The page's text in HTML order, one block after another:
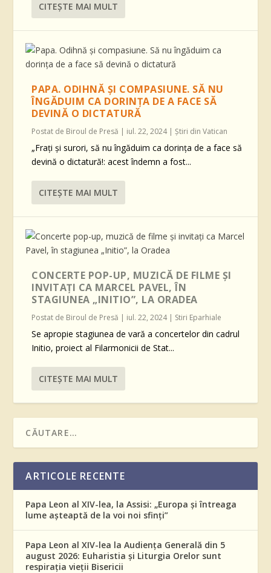
CITEŞTE MAI MULT
PAPA. ODIHNĂ ȘI COMPASIUNE. SĂ NU
ÎNGĂDUIM CA DORINȚA DE A FACE SĂ
DEVINĂ O DICTATURĂ
Postat de Biroul de Presă | iul. 22, 2024|Știri din Vatican
„Frați și surori, să nu îngăduim ca dorința de a face să
devină o dictatură!: acest îndemn a fost...
CITEŞTE MAI MULT
CONCERTE POP-UP, MUZICĂ DE FILME ȘI
INVITAȚI CA MARCEL PAVEL, ÎN
STAGIUNEA „INITIO”, LA ORADEA
Postat de Biroul de Presă | iul. 22, 2024| Stiri Eparhiale
Se apropie stagiunea de vară a concertelor din cadrul
Initio, proiect al Filarmonicii de Stat...
CITEŞTE MAI MULT
ARTICOLE RECENTE
Papa Leon al XIV-lea, la Assisi: „Europa și întreaga
lume așteaptă de la voi noi sfinți”
Papa Leon al XIV-lea la Audiența Generală din 5
august 2026: Euharistia și Liturgia Orelor sunt
respirația vieții Bisericii